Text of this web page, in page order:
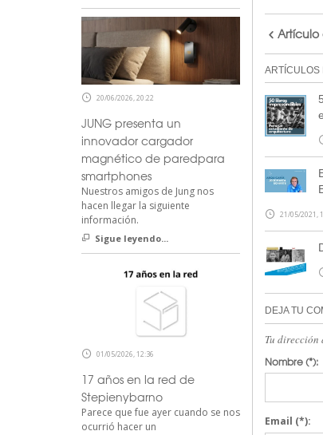
Artículo
ARTÍCULOS
21/05/2021,
DEJA TU
Tu dirección
Nombre(*):
Email (*):
20/06/2026, 20:22
JUNG presenta un
innovador cargador
magnético de paredpara
smartphones
Nuestros amigos de Jung nos
hacen llegar la siguiente
información.
Sigue leyendo...
01/05/2026, 12:36
17 años en la red de
Stepienybarno
Parece que fue ayer cuando se nos
ocurrió hacer un